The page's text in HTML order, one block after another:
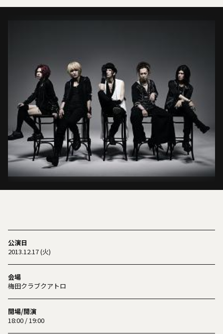
公演日
2013.12.17 (火)
会場
梅田クラブクアトロ
開場/開演
18:00 / 19:00